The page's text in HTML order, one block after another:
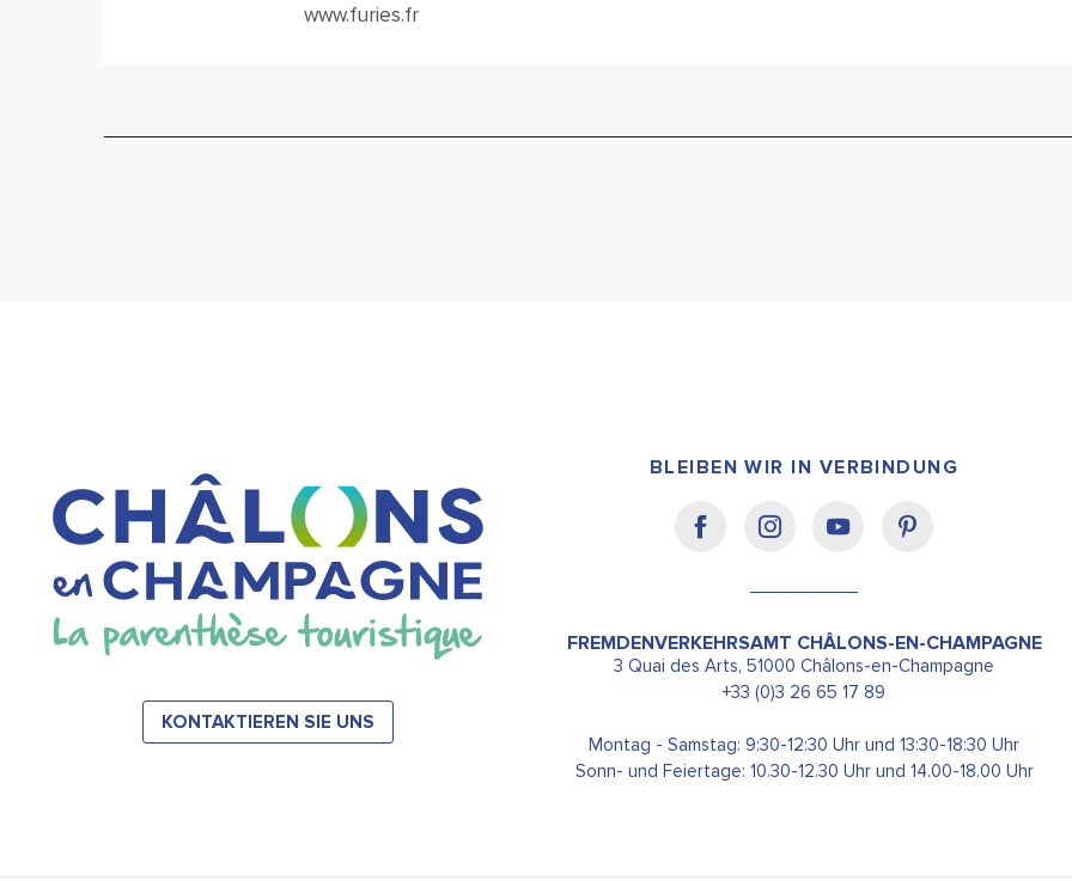
www.furies.fr
KONTAKTIEREN SIE UNS
BLEIBEN WIR IN VERBINDUNG
FREMDENVERKEHRSAMT CHÂLONS-EN-CHAMPAGNE
3 Quai des Arts, 51000 Châlons-en-Champagne
+33 (0)3 26 65 17 89
Montag - Samstag: 9:30-12:30 Uhr und 13:30-18:30 Uhr
Sonn- und Feiertage: 10.30-12.30 Uhr und 14.00-18.00 Uhr